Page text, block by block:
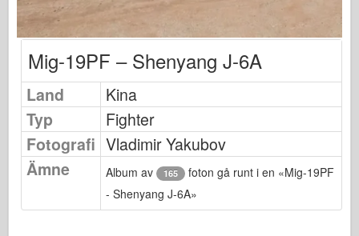
Ace Modeller
AFV-klubb
Airfix
Flygvapnet
AZ-modell
Svart hund
Bronco
Cyber-Hobby
Mig-19PF – Shenyang J-6A
Land
Kina
Typ
Fighter
Fotografi Vladimir Yakubov
Ämne
Album av 165
foton gå runt i en «Mig-19PF
- Shenyang J-6A»